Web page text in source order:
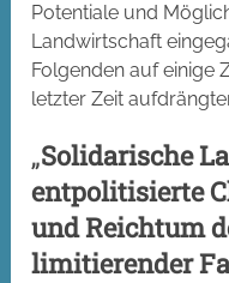
Potentiale und
Landwirtschaft
Folgenden auf einige
letzter Zeit
„Solidarische
entpolitisierte
und Reichtum
limitierender